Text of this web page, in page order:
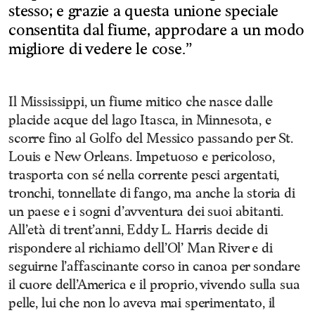
stesso; e grazie a questa unione speciale
consentita dal fiume, approdare a un modo
migliore di vedere le cose.”
Il Mississippi, un fiume mitico che nasce dalle
placide acque del lago Itasca, in Minnesota, e
scorre fino al Golfo del Messico passando per St.
Louis e New Orleans. Impetuoso e pericoloso,
trasporta con sé nella corrente pesci argentati,
tronchi, tonnellate di fango, ma anche la storia di
un paese e i sogni d’avventura dei suoi abitanti.
All’età di trent’anni, Eddy L. Harris decide di
rispondere al richiamo dell’Ol’ Man River e di
seguirne l’affascinante corso in canoa per sondare
il cuore dell’America e il proprio, vivendo sulla sua
pelle, lui che non lo aveva mai sperimentato, il